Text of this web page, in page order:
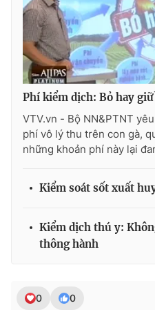
THỜI BÁO VTV
Theo dõi báo trên
Cơ quan báo chí: Thời báo VTV
cấp ngày 29/12/2023
Tổng Biên tập:Vũ Thanh Thủy
Tổng đài VTV: 024.38 355
Phí kiểm dịch: Bỏ hay
VTV.vn - Bộ NN&PTNT
phí vô lý thu trên con gà,
những khoản phí này lại
Kiểm soát sốt xuất
Kiểm dịch thú y:
thông hành
0 0